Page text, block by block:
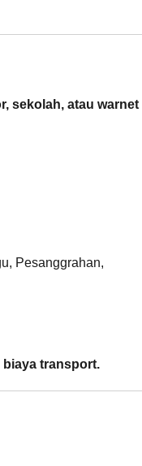
sekolah, atau warnet
Pesanggrahan,
biaya transport.